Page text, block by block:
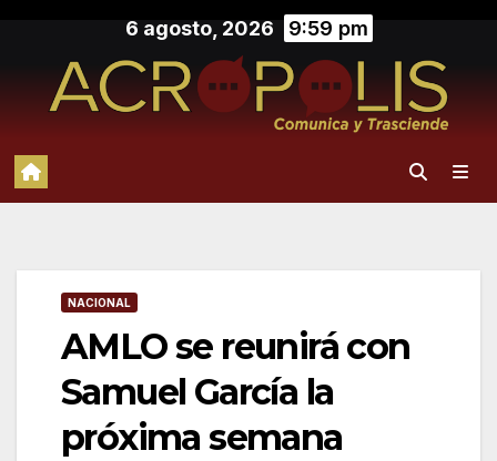
contenido
6 agosto, 2026 9:59 pm
NACIONAL
AMLO se reunirá con
Samuel García la
próxima semana